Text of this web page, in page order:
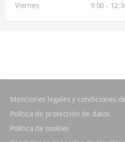
Viernes
9:00 -
Menciones legales y condiciones
Política de protección de datos
Política de cookies